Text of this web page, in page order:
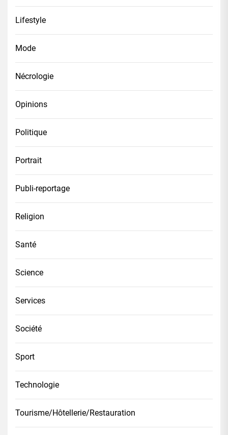
Lifestyle
Mode
Nécrologie
Opinions
Politique
Portrait
Publi-reportage
Religion
Santé
Science
Services
Société
Sport
Technologie
Tourisme/Hôtellerie/Restauration